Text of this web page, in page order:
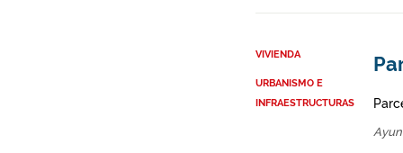
VIVIENDA
URBANISMO E
INFRAESTRUCTURAS